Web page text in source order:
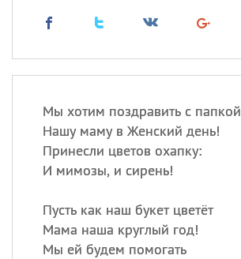
Мы хотим поздравить с папкой
Нашу маму в Женский день!
Принесли цветов охапку:
И мимозы, и сирень!
Пусть как наш букет цветёт
Мама наша круглый год!
Мы ей будем помогать